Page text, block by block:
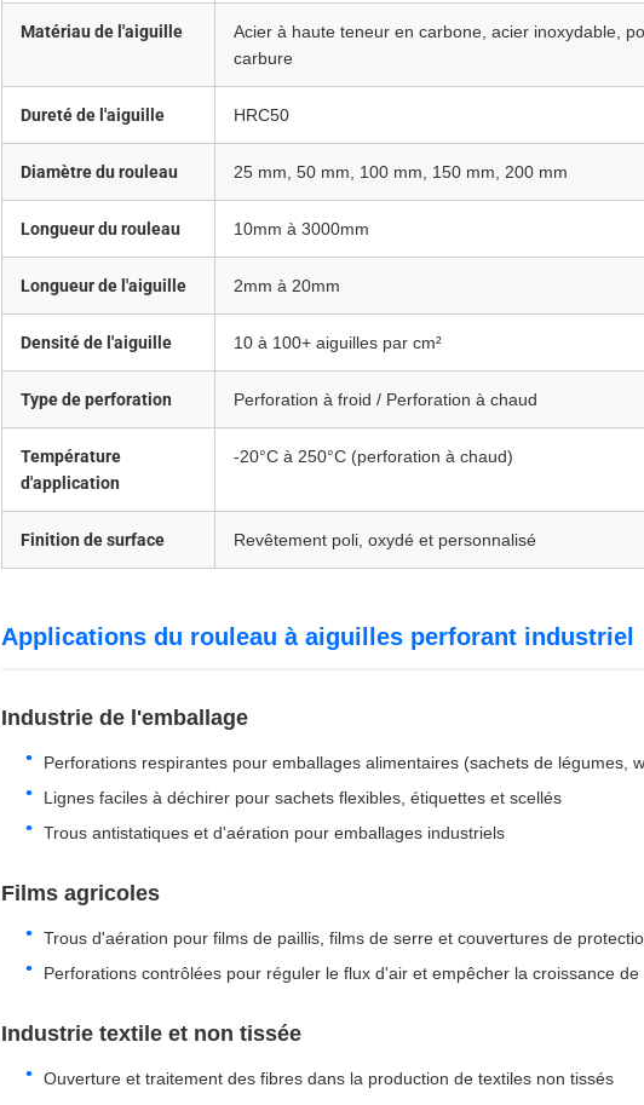
Matériau de l'aiguille
Acier à haute teneur en carbone, acier inoxydable,
carbure
Dureté de l'aiguille HRC50
Diamètre du rouleau 25 mm, 50 mm, 100 mm, 150 mm, 200 mm
Longueur du rouleau 10mm à 3000mm
Longueur de l'aiguille 2mm à 20mm
Densité de l'aiguille 10 à 100+ aiguilles par cm²
Type de perforation Perforation à froid / Perforation à chaud
Température
d'application
-20°C à 250°C (perforation à chaud)
Finition de surface Revêtement poli, oxydé et personnalisé
Applications du rouleau à aiguilles perforant industriel
Industrie de l'emballage
Perforations respirantes pour emballages alimentaires (sachets de légumes,
Lignes faciles à déchirer pour sachets flexibles, étiquettes et scellés
Trous antistatiques et d'aération pour emballages industriels
Films agricoles
Trous d'aération pour films de paillis, films de serre et couvertures de
Perforations contrôlées pour réguler le flux d'air et empêcher la croissance de
Industrie textile et non tissée
Ouverture et traitement des fibres dans la production de textiles non tissés